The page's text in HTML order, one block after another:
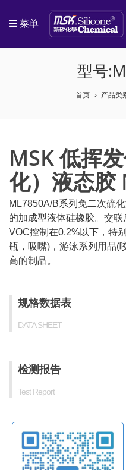
菜单
型号
首页 产品类
MSK 低挥
化）液态胶
ML7850A/B系列免二次硫
的加成型液体硅橡胶。交
VOC控制在0.2%以下，特
瓶，吸嘴)，游泳系列用品(
高的制品。
规格数据表
DATA SHEET
检测报告
Test Report